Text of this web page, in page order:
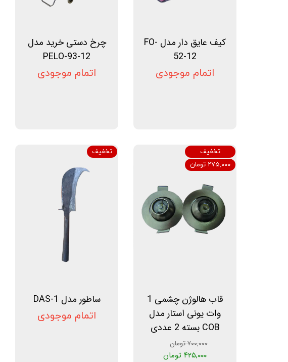
کیف عایق دار مدل FO-
52-12
اتمام موجودی
چرخ دستی خرید مدل
PELO-93-12
اتمام موجودی
قاب هالوژن چشمی 1
وات یونی استار مدل
COB بسته 2 عددی
۷۰۰,۰۰۰ تومان
۴۲۵,۰۰۰ تومان
تخفیف
۲۷۵,۰۰۰ تومان
ساطور مدل DAS-1
اتمام موجودی
تخفیف